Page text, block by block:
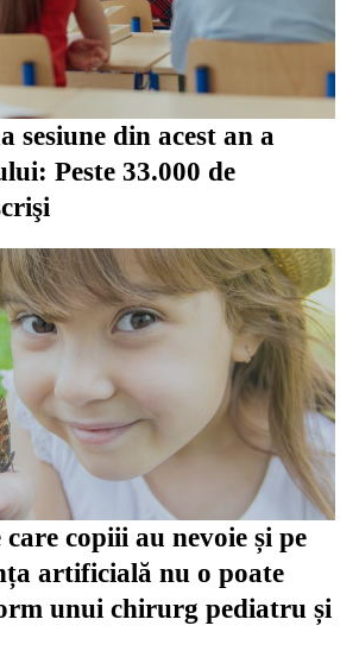
sesiune din acest an a
Peste 33.000 de
copiii au nevoie și pe
artificială nu o poate
unui chirurg pediatru și